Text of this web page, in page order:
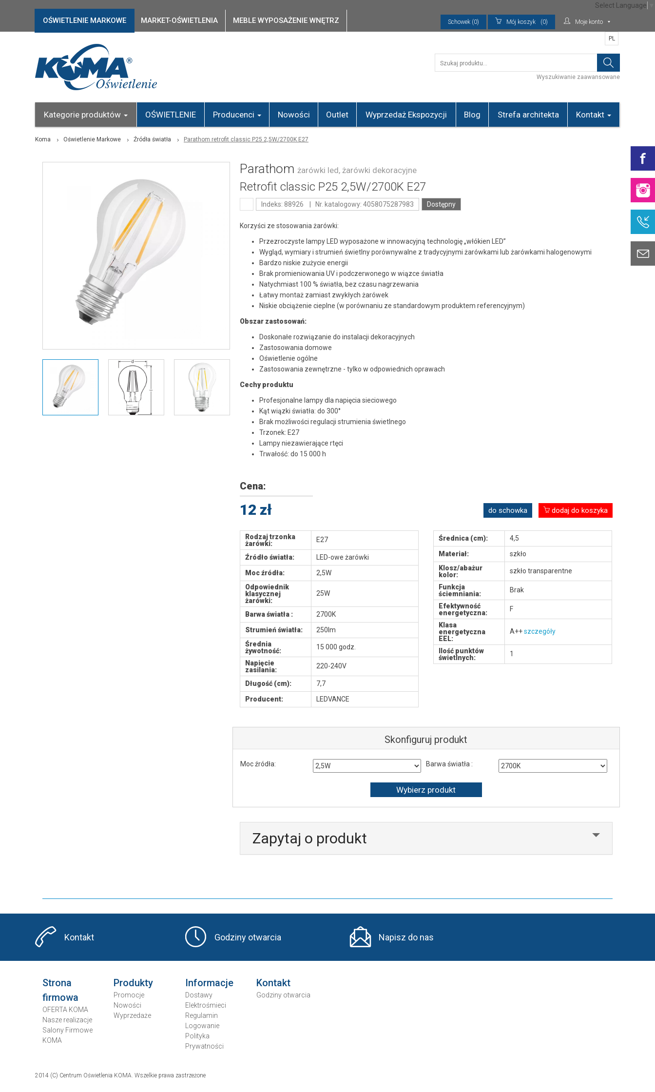
OŚWIETLENIE MARKOWE MARKET-OŚWIETLENIA MEBLE WYPOSAŻENIE WNĘTRZ Schowek (0) Mój koszyk (0) Moje konto
Wyszukiwanie zaawansowane
PL
Kategorie produktów OŚWIETLENIE Producenci Nowości Outlet Wyprzedaż Ekspozycji Blog Strefa architekta Kontakt
Koma Oświetlenie Markowe Źródła światła Parathom retrofit classic P25 2,5W/2700K E27
Parathom żarówki led, żarówki dekoracyjne
Retrofit classic P25 2,5W/2700K E27
Indeks: 88926 | Nr. katalogowy: 4058075287983 Dostępny
Korzyści ze stosowania żarówki:
Przezroczyste lampy LED wyposażone w innowacyjną technologię „włókien LED”
Wygląd, wymiary i strumień świetlny porównywalne z tradycyjnymi żarówkami lub żarówkami halogenowymi
Bardzo niskie zużycie energii
Brak promieniowania UV i podczerwonego w wiązce światła
Natychmiast 100 % światła, bez czasu nagrzewania
Łatwy montaż zamiast zwykłych żarówek
Niskie obciążenie cieplne (w porównaniu ze standardowym produktem referencyjnym)
Obszar zastosowań:
Doskonałe rozwiązanie do instalacji dekoracyjnych
Zastosowania domowe
Oświetlenie ogólne
Zastosowania zewnętrzne - tylko w odpowiednich oprawach
Cechy produktu
Profesjonalne lampy dla napięcia sieciowego
Kąt wiązki światła: do 300°
Brak możliwości regulacji strumienia świetlnego
Trzonek: E27
Lampy niezawierające rtęci
Trwałość: do 15 000 h
Cena:
12 zł do schowka dodaj do koszyka
Rodzaj trzonka
żarówki:
E27
Źródło światła:
LED-owe żarówki
Moc źródła:
2,5W
Odpowiednik
klasycznej
żarówki:
25W
Barwa światła :
2700K
Strumień światła:
250lm
Średnia
żywotność:
15 000 godz.
Napięcie
zasilania:
220-240V
Długość (cm):
7,7
Producent:
LEDVANCE
Średnica (cm):
4,5
Materiał:
szkło
Klosz/abażur
kolor:
szkło transparentne
Funkcja
ściemniania:
Brak
Efektywność
energetyczna:
F
Klasa
energetyczna
EEL:
A++szczegóły
Ilość punktów
świetlnych:
1
Skonfiguruj produkt
Moc źródła: Barwa światła :
Zapytaj o produkt
Kontakt Godziny otwarcia Napisz do nas
Strona
firmowa
OFERTA KOMA
Nasze realizacje
Salony Firmowe
KOMA
Produkty
Promocje
Nowości
Wyprzedaże
Informacje
Dostawy
Elektrośmieci
Regulamin
Logowanie
Polityka
Prywatności
Kontakt
Godziny otwarcia
2014 (C) Centrum Oświetlenia KOMA. Wszelkie prawa zastrzeżone
Select Language